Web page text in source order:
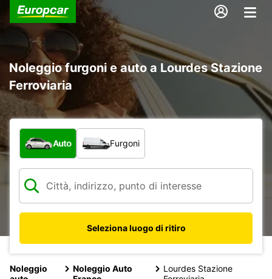
Noleggio furgoni e auto a Lourdes Stazione
Ferroviaria
Scegli la tipologia di veicolo:
Auto Furgoni
Seleziona luogo di ritiro
Noleggio
Noleggio Auto
Lourdes Stazione